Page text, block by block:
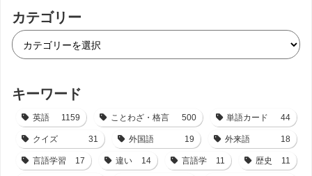
カテゴリー
キーワード
英語 1159 ことわざ・格言 500 単語カード 44
クイズ 31 外国語 19 外来語 18
言語学習 17 違い 14 言語学 11 歴史 11